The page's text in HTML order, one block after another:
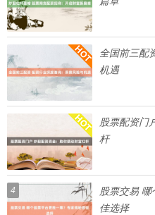
全国前三配
机遇
股票配资门
杆
4
股票交易
佳选择